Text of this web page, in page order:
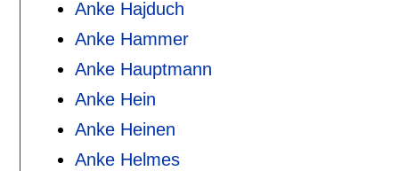
Anke Hajduch
Anke Hammer
Anke Hauptmann
Anke Hein
Anke Heinen
Anke Helmes